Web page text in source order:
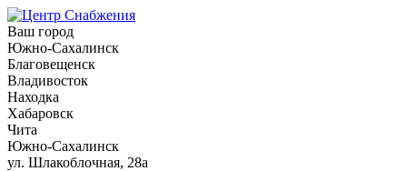
Ваш город
Южно-Сахалинск
Благовещенск
Владивосток
Находка
Хабаровск
Чита
Южно-Сахалинск
ул. Шлакоблочная, 28а